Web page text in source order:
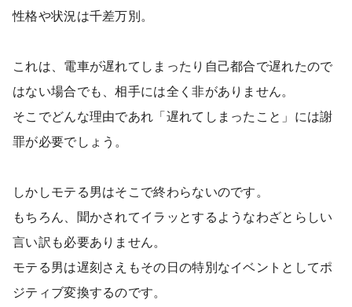
性格や状況は千差万別。
これは、電車が遅れてしまったり自己都合で遅れたので
はない場合でも、相手には全く非がありません。
そこでどんな理由であれ「遅れてしまったこと」には謝
罪が必要でしょう。
しかしモテる男はそこで終わらないのです。
もちろん、聞かされてイラッとするようなわざとらしい
言い訳も必要ありません。
モテる男は遅刻さえもその日の特別なイベントとしてポ
ジティブ変換するのです。